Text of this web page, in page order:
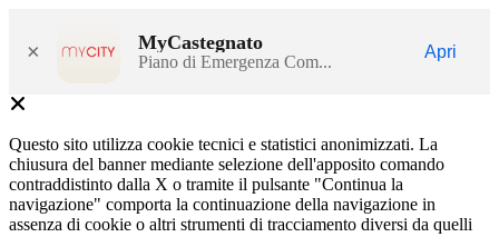
× MyCastegnato
Piano di Emergenza Com...
Apri
Questo sito utilizza cookie tecnici e statistici anonimizzati. La
chiusura del banner mediante selezione dell'apposito comando
contraddistinto dalla X o tramite il pulsante "Continua la
navigazione" comporta la continuazione della navigazione in
assenza di cookie o altri strumenti di tracciamento diversi da quelli